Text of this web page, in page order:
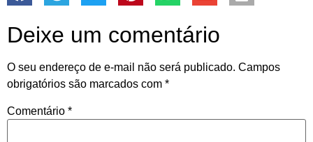
Deixe um comentário
O seu endereço de e-mail não será publicado. Campos
obrigatórios são marcados com *
Comentário *